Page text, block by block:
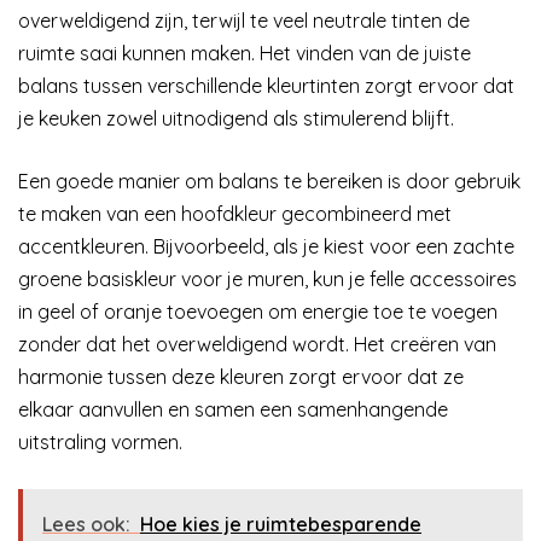
overweldigend zijn, terwijl te veel neutrale tinten de
ruimte saai kunnen maken. Het vinden van de juiste
balans tussen verschillende kleurtinten zorgt ervoor dat
je keuken zowel uitnodigend als stimulerend blijft.
Een goede manier om balans te bereiken is door gebruik
te maken van een hoofdkleur gecombineerd met
accentkleuren. Bijvoorbeeld, als je kiest voor een zachte
groene basiskleur voor je muren, kun je felle accessoires
in geel of oranje toevoegen om energie toe te voegen
zonder dat het overweldigend wordt. Het creëren van
harmonie tussen deze kleuren zorgt ervoor dat ze
elkaar aanvullen en samen een samenhangende
uitstraling vormen.
Lees ook: Hoe kies je ruimtebesparende